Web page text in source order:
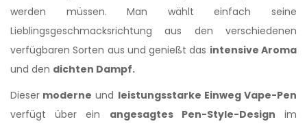
werden müssen. Man wählt einfach seine
Lieblingsgeschmacksrichtung aus den verschiedenen
verfügbaren Sorten aus und genießt das intensive Aroma
und den dichten Dampf.
Dieser moderne und leistungsstarke Einweg Vape-Pen
verfügt über ein angesagtes Pen-Style-Design im